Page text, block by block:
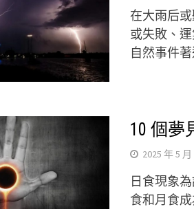
在大雨后
或失敗、
自然事件
10 個夢
2025 年 5 月
日食現象
食和月食